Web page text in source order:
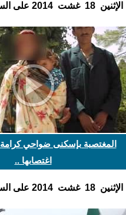
اﻹثنين 18 غشت 2014 على الساعة 15:14:00
المغتصبة بإسكنى ضواحي
اغتصابها ..
اﻹثنين 18 غشت 2014 على الساعة 01:58:00